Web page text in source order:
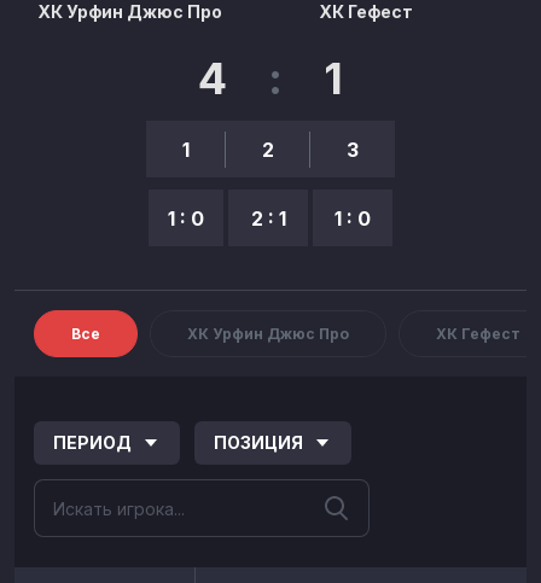
ХК Урфин Джюс Про
4 : 1
1
1 : 0
2
2 : 1
3
1 : 0
ХК Гефест
Все ХК Урфин Джюс Про ХК Гефест
ПЕРИОД ПОЗИЦИЯ